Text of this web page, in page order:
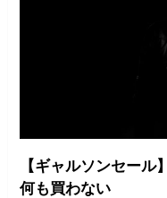
【ギャルソンセー
何も買わない